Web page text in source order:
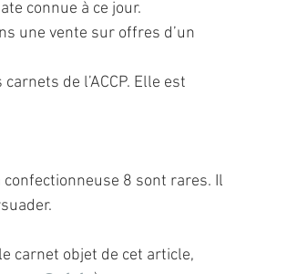
connue à ce jour.
une vente sur offres d’un
8 sont rares. Il
carnet objet de cet article,